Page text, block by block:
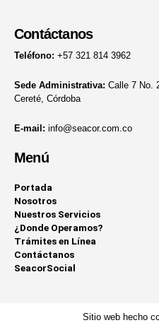
Contáctanos
Teléfono: +57 321 814 3962
Sede Administrativa: Calle 7 No.
Cereté, Córdoba
E-mail: info@seacor.com.co
Menú
Portada
Nosotros
Nuestros Servicios
¿Donde Operamos?
Trámites en Línea
Contáctanos
SeacorSocial
Sitio web hecho